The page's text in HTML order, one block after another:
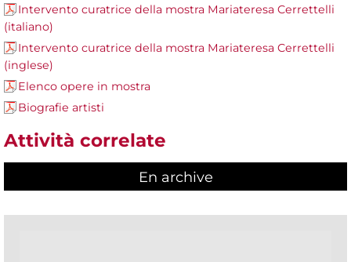
Intervento curatrice della mostra Mariateresa Cerrettelli
(italiano)
Intervento curatrice della mostra Mariateresa Cerrettelli
(inglese)
Elenco opere in mostra
Biografie artisti
Attività correlate
En archive